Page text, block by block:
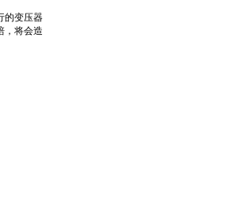
的变压器
，将会造